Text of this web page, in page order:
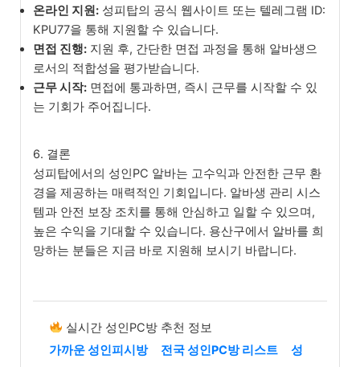
온라인 지원: 성피탑의 공식 웹사이트 또는 텔레그램 ID:
KPU77을 통해 지원할 수 있습니다.
면접 진행: 지원 후, 간단한 면접 과정을 통해 알바생으
로서의 적합성을 평가받습니다.
근무 시작: 면접에 통과하면, 즉시 근무를 시작할 수 있
는 기회가 주어집니다.
6. 결론
성피탑에서의 성인PC 알바는 고수익과 안전한 근무 환
경을 제공하는 매력적인 기회입니다. 알바생 관리 시스
템과 안전 보장 조치를 통해 안심하고 일할 수 있으며,
높은 수익을 기대할 수 있습니다. 용산구에서 알바를 희
망하는 분들은 지금 바로 지원해 보시기 바랍니다.
실시간 성인PC방 추천 정보
가까운 성인피시방
전국 성인PC방 리스트
성